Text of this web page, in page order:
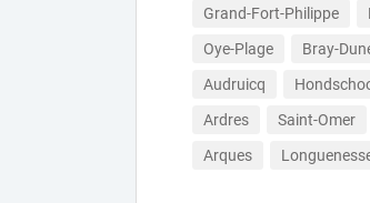
Grand-Fort-Philippe
Oye-Plage
Bray-
Audruicq
Ardres
Saint-Omer
Arques